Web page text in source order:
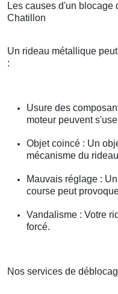
Les causes d'un
Chatillon
Un rideau métallique
:
Usure des
moteur peuvent
Objet coincé : Un
mécanisme du
Mauvais réglage :
course peut
Vandalisme : Votre
forcé.
Nos services de